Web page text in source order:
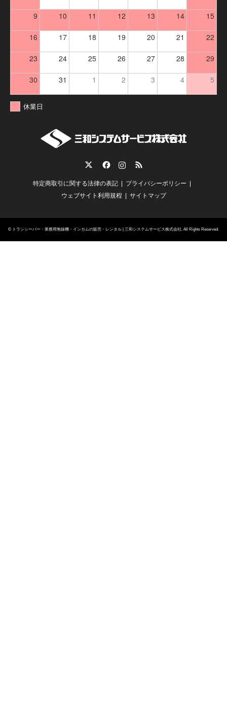
9 10 11 12 13 14 15
16 17 18 19 20 21 22
23 24 25 26 27 28 29
30 31 1 2 3 4 5
休業日
RSS
特定商取引に関する法律の表記
プライバシーポリシー
ウェブサイト利用規程
サイトマップ
© トランシーバー・業務用無線機・インカムの販売・レンタル | 三和システムサービス株式会社. All Rights Reserved.